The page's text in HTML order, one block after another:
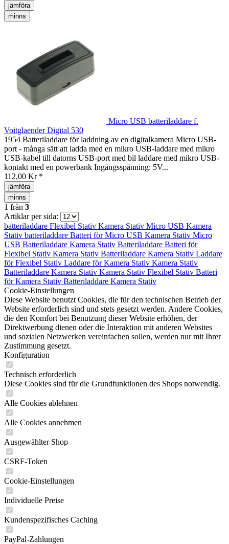
jämföra
minns
Micro USB batteriladdare f.
Voitglaender Digital 530
1954 Batteriladdare för laddning av en digitalkamera Micro USB-
port - många sätt att ladda med en mikro USB-laddare med mikro
USB-kabel till datorns USB-port med bil laddare med mikro USB-
kontakt med en powerbank Ingångsspänning: 5V...
112,00 Kr *
jämföra
minns
1 från 3
Artiklar per sida:
batteriladdare Flexibel Stativ Kamera Stativ Micro USB Kamera
Stativ batteriladdare Batteri förMicro USB Kamera Stativ Micro
USB Batteriladdare Kamera Stativ Batteriladdare Batteri för
Flexibel Stativ Kamera Stativ Batteriladdare Kamera Stativ Laddare
förFlexibel Stativ Laddare förKamera Stativ Kamera Stativ
Batteriladdare Kamera Stativ Kamera Stativ Flexibel Stativ Batteri
förKamera Stativ Batteriladdare Kamera Stativ
Cookie-Einstellungen
Diese Website benutzt Cookies, die für den technischen Betrieb der
Website erforderlich sind und stets gesetzt werden. Andere Cookies,
die den Komfort bei Benutzung dieser Website erhöhen, der
Direktwerbung dienen oder die Interaktion mit anderen Websites
und sozialen Netzwerken vereinfachen sollen, werden nur mit Ihrer
Zustimmung gesetzt.
Konfiguration
Technisch erforderlich
Diese Cookies sind für die Grundfunktionen des Shops notwendig.
Alle Cookies ablehnen
Alle Cookies annehmen
Ausgewählter Shop
CSRF-Token
Cookie-Einstellungen
Individuelle Preise
Kundenspezifisches Caching
PayPal-Zahlungen